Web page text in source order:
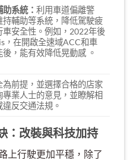
系統： 利用車道偏離警
持輔助等系統，降低駕駛疲
車安全性。例如，2022年後
，在開啟全速域ACC和車
，能有效降低晃動感 。
前提，並選擇合格的店家
業人士的意見，並瞭解相
反交通法規。
：改裝與科技加持
上行駛更加平穩，除了